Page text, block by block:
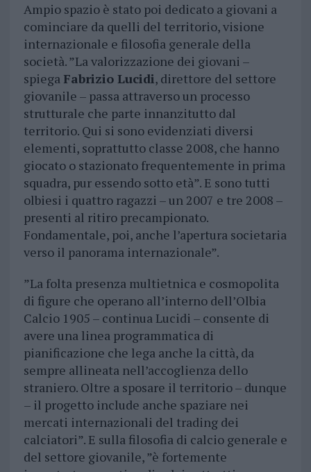
Ampio spazio è stato poi dedicato a giovani a
cominciare da quelli del territorio, visione
internazionale e filosofia generale della
società. ”La valorizzazione dei giovani –
spiega Fabrizio Lucidi, direttore del settore
giovanile – passa attraverso un processo
strutturale che parte innanzitutto dal
territorio. Qui si sono evidenziati diversi
elementi, soprattutto classe 2008, che hanno
giocato o stazionato frequentemente in prima
squadra, pur essendo sotto età”. E sono tutti
olbiesi i quattro ragazzi – un 2007 e tre 2008 –
presenti al ritiro precampionato.
Fondamentale, poi, anche l’apertura societaria
verso il panorama internazionale”.
”La folta presenza multietnica e cosmopolita
di figure che operano all’interno dell’Olbia
Calcio 1905 – continua Lucidi – consente di
avere una linea programmatica di
pianificazione che lega anche la città, da
sempre allineata nell’accoglienza dello
straniero. Oltre a sposare il territorio – dunque
– il progetto include anche spaziare nei
mercati internazionali del trading dei
calciatori”. E sulla filosofia di calcio generale e
del settore giovanile, ”è fortemente